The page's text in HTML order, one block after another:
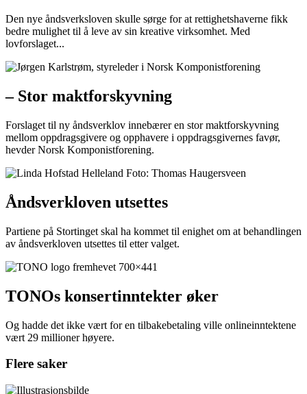
Den nye åndsverksloven skulle sørge for at rettighetshaverne fikk
bedre mulighet til å leve av sin kreative virksomhet. Med
lovforslaget...
– Stor maktforskyvning
Forslaget til ny åndsverklov innebærer en stor maktforskyvning
mellom oppdragsgivere og opphavere i oppdragsgivernes favør,
hevder Norsk Komponistforening.
Åndsverkloven utsettes
Partiene på Stortinget skal ha kommet til enighet om at behandlingen
av åndsverkloven utsettes til etter valget.
TONOs konsertinntekter øker
Og hadde det ikke vært for en tilbakebetaling ville onlineinntektene
vært 29 millioner høyere.
Flere saker